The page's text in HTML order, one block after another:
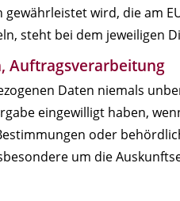
wird, die am
steht bei dem jeweiligen
Auftragsverarbeitung
Daten niemals
eingewilligt haben,
oder
um die